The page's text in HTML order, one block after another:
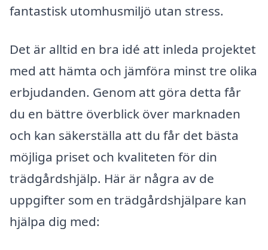
fantastisk utomhusmiljö utan stress.
Det är alltid en bra idé att inleda projektet
med att hämta och jämföra minst tre olika
erbjudanden. Genom att göra detta får
du en bättre överblick över marknaden
och kan säkerställa att du får det bästa
möjliga priset och kvaliteten för din
trädgårdshjälp. Här är några av de
uppgifter som en trädgårdshjälpare kan
hjälpa dig med: